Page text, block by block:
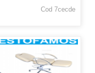
Cod 7cecde